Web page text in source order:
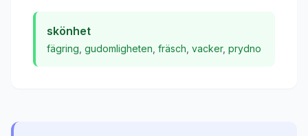
skönhet
fägring gudomligheten fräsch vacker, prydno